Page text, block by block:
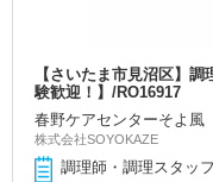
【さいたま市見沼区】
験歓迎！】/RO16917
春野ケアセンターそよ風
株式会社SOYOKAZE
調理師・調理スタッ